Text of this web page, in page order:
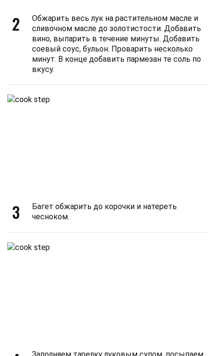
2
Обжарить весь лук на растительном масле и
сливочном масле до золотистости. Добавить
вино, выпарить в течение минуты. Добавить
соевый соус, бульон. Проварить несколько
минут. В конце добавить пармезан те соль по
вкусу.
3
Багет обжарить до корочки и натереть
чесноком.